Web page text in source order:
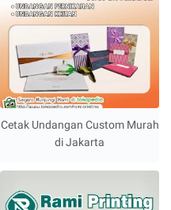
Cetak Undangan Custom Murah
di Jakarta